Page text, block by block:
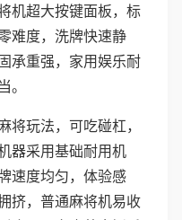
机超大按键面板，标
难度，洗牌快速静
承重强，家用娱乐耐
。
将玩法，可吃碰杠，
器采用基础耐用机
速度均匀，体验感
挤，普通麻将机易收